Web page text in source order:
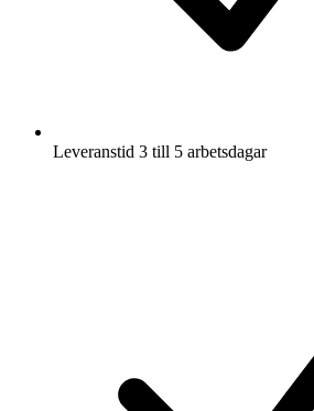
Leveranstid 3 till 5 arbetsdagar